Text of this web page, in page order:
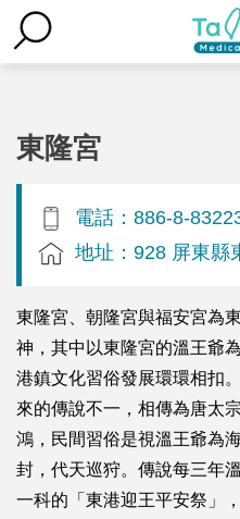
東隆宮
電話：886-8-
地址：928 屏東縣
東隆宮、朝隆宮與福安宮為
神，其中以東隆宮的溫王爺
港鎮文化習俗發展環環相扣
來的傳說不一，相傳為唐太
鴻，民間習俗是視溫王爺為
封，代天巡狩。傳說每三年
一科的「東港迎王平安祭」